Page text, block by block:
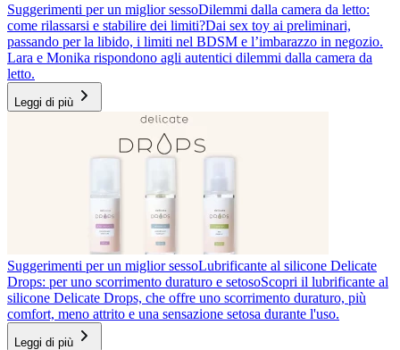
Suggerimenti per un miglior sessoDilemmi dalla camera da letto:
come rilassarsi e stabilire dei limiti?Dai sex toy ai preliminari,
passando per la libido, i limiti nel BDSM e l’imbarazzo in negozio.
Lara e Monika rispondono agli autentici dilemmi dalla camera da
letto.
Leggi di più
Suggerimenti per un miglior sessoLubrificante al silicone Delicate
Drops: per uno scorrimento duraturo e setosoScopri il lubrificante al
silicone Delicate Drops, che offre uno scorrimento duraturo, più
comfort, meno attrito e una sensazione setosa durante l'uso.
Leggi di più